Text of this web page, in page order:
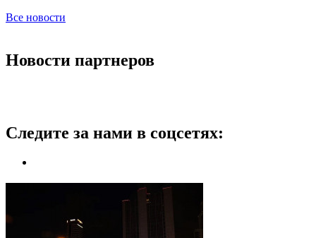
Все новости
Новости партнеров
Следите за нами в соцсетях: